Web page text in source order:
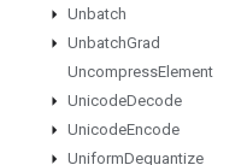
Unbatch
UnbatchGrad
UncompressElement
UnicodeDecode
UnicodeEncode
UniformDequantize